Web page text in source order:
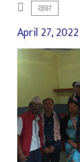
खबर
April 27, 2022